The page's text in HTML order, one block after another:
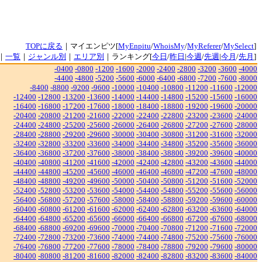
TOPに戻る ｜マイエンピツ[MyEnpitu/WhoisMy/MyReferer/MySelect]
一覧 ｜ ジャンル別 ｜ エリア別 ｜ランキング[今日 /昨日 |今週/先週|今月 /先月 ]
-0400 -0800 -1200 -1600 -2000 -2400 -2800 -3200 -3600 -4000
-4400 -4800 -5200 -5600 -6000 -6400 -6800 -7200 -7600 -8000
-8400 -8800 -9200 -9600 -10000 -10400 -10800 -11200 -11600 -12000
-12400 -12800 -13200 -13600 -14000 -14400 -14800 -15200 -15600 -16000
-16400 -16800 -17200 -17600 -18000 -18400 -18800 -19200 -19600 -20000
-20400 -20800 -21200 -21600 -22000 -22400 -22800 -23200 -23600 -24000
-24400 -24800 -25200 -25600 -26000 -26400 -26800 -27200 -27600 -28000
-28400 -28800 -29200 -29600 -30000 -30400 -30800 -31200 -31600 -32000
-32400 -32800 -33200 -33600 -34000 -34400 -34800 -35200 -35600 -36000
-36400 -36800 -37200 -37600 -38000 -38400 -38800 -39200 -39600 -40000
-40400 -40800 -41200 -41600 -42000 -42400 -42800 -43200 -43600 -44000
-44400 -44800 -45200 -45600 -46000 -46400 -46800 -47200 -47600 -48000
-48400 -48800 -49200 -49600 -50000 -50400 -50800 -51200 -51600 -52000
-52400 -52800 -53200 -53600 -54000 -54400 -54800 -55200 -55600 -56000
-56400 -56800 -57200 -57600 -58000 -58400 -58800 -59200 -59600 -60000
-60400 -60800 -61200 -61600 -62000 -62400 -62800 -63200 -63600 -64000
-64400 -64800 -65200 -65600 -66000 -66400 -66800 -67200 -67600 -68000
-68400 -68800 -69200 -69600 -70000 -70400 -70800 -71200 -71600 -72000
-72400 -72800 -73200 -73600 -74000 -74400 -74800 -75200 -75600 -76000
-76400 -76800 -77200 -77600 -78000 -78400 -78800 -79200 -79600 -80000
-80400 -80800 -81200 -81600 -82000 -82400 -82800 -83200 -83600 -84000